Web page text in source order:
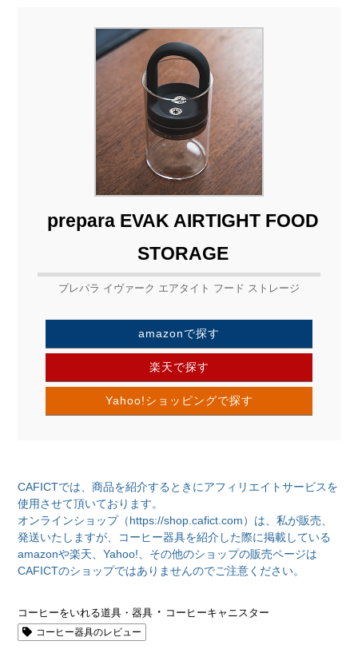
prepara EVAK AIRTIGHT FOOD
STORAGE
プレパラ イヴァーク エアタイト フード ストレージ
amazonで探す
楽天で探す
Yahoo!ショッピングで探す
CAFICTでは、商品を紹介するときにアフィリエイトサービスを
使用させて頂いております。
オンラインショップ（https://shop.cafict.com）は、私が販売、
発送いたしますが、コーヒー器具を紹介した際に掲載している
amazonや楽天、Yahoo!、その他のショップの販売ページは
CAFICTのショップではありませんのでご注意ください。
コーヒーをいれる道具・器具 ・ コーヒーキャニスター
コーヒー器具のレビュー